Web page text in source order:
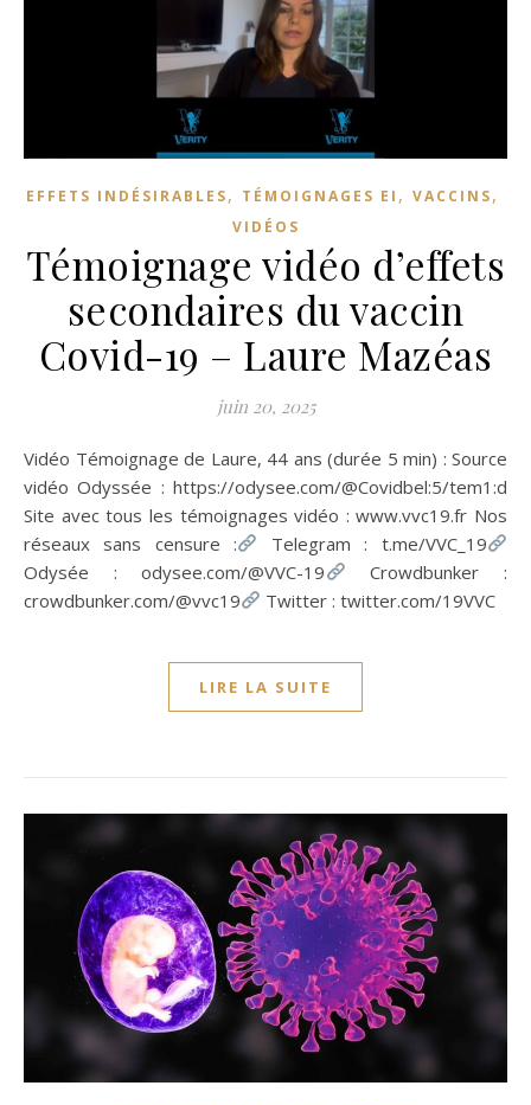
EFFETS INDÉSIRABLES, TÉMOIGNAGES EI , VACCINS,
VIDÉOS
Témoignage vidéo d’effets
secondaires du vaccin
Covid-19 – Laure Mazéas
juin 20, 2025
Vidéo Témoignage de Laure, 44 ans (durée 5 min) : Source
vidéo Odyssée : https://odysee.com/@Covidbel:5/tem1:d
Site avec tous les témoignages vidéo : www.vvc19.fr Nos
réseaux sans censure :
Telegram : t.me/VVC_19
Odysée : odysee.com/@VVC-19
Crowdbunker :
crowdbunker.com/@vvc19
Twitter : twitter.com/19VVC
LIRE LA SUITE